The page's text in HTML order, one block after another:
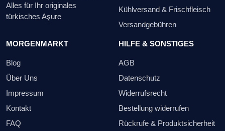
Alles für Ihr originales
türkisches Aşure
Kühlversand & Frischfleisch
Versandgebühren
MORGENMARKT
Blog
Über Uns
Impressum
Kontakt
FAQ
HILFE & SONSTIGES
AGB
Datenschutz
Widerrufsrecht
Bestellung widerrufen
Rückrufe & Produktsicherheit